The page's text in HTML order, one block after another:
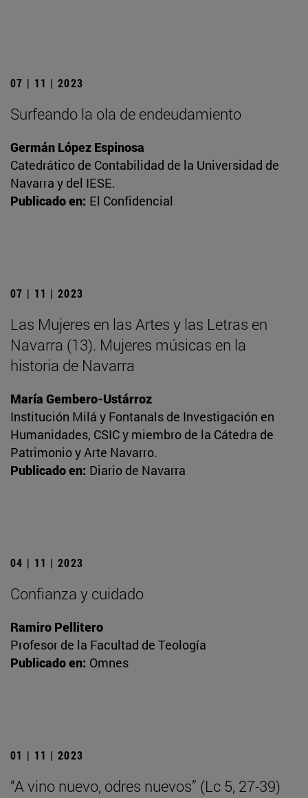
07 | 11 | 2023
Surfeando la ola de endeudamiento
Germán López Espinosa
Catedrático de Contabilidad de la Universidad de
Navarra y del IESE.
Publicado en: El Confidencial
07 | 11 | 2023
Las Mujeres en las Artes y las Letras en
Navarra (13). Mujeres músicas en la
historia de Navarra
María Gembero-Ustárroz
Institución Milá y Fontanals de Investigación en
Humanidades, CSIC y miembro de la Cátedra de
Patrimonio y Arte Navarro.
Publicado en: Diario de Navarra
04 | 11 | 2023
Confianza y cuidado
Ramiro Pellitero
Profesor de la Facultad de Teología
Publicado en: Omnes
01 | 11 | 2023
“A vino nuevo, odres nuevos” (Lc 5, 27-39)